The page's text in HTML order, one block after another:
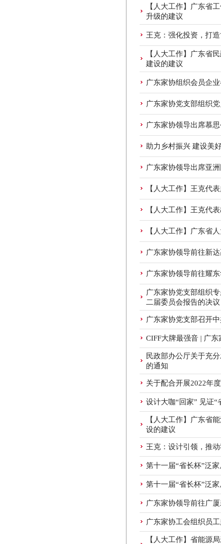
【人大工作】广东省
升级的建议
王克：强化投资，打
【人大工作】广东省
建设的建议
广东家协组织会员企
广东家协党支部组织
广东家协领导出席慕
助力乡村振兴 建设美
广东家协领导出席亚
【人大工作】王克代
【人大工作】王克代
【人大工作】广东省
广东家协领导前往新
广东家协领导前往耀
广东家协党支部组织
二届委员会报告的决议
广东家协党支部召开
CIFF大牌最强音 | 广
民政部办公厅关于充
的通知
关于配合开展2022年
设计大咖“回家” 见证
【人大工作】广东省
设的建议
王克：设计引领，推
第十一届“省长杯”泛
第十一届“省长杯”泛
广东家协领导前往广
广东家协工会组织员
【人大工作】省能源